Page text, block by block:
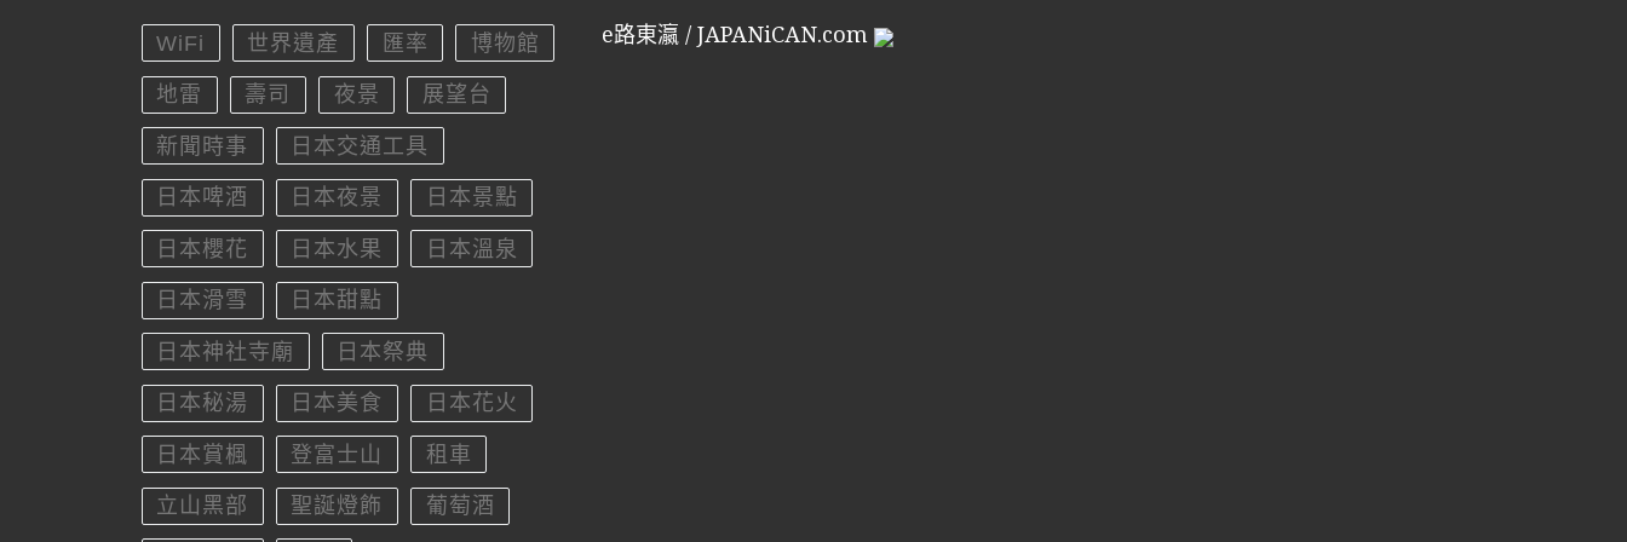
WiFi 世界遺產 匯率 博物館
地雷 壽司 夜景 展望台
新聞時事 日本交通工具
日本啤酒 日本夜景 日本景點
日本櫻花 日本水果 日本溫泉
日本滑雪 日本甜點
日本神社寺廟 日本祭典
日本秘湯 日本美食 日本花火
日本賞楓 登富士山 租車
立山黑部 聖誕燈飾 葡萄酒
e路東瀛 / JAPANiCAN.com